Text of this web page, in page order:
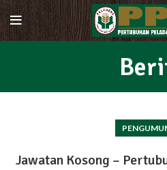
Jawatan Kosong –